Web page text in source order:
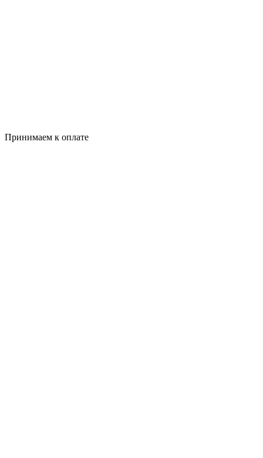
Принимаем к оплате